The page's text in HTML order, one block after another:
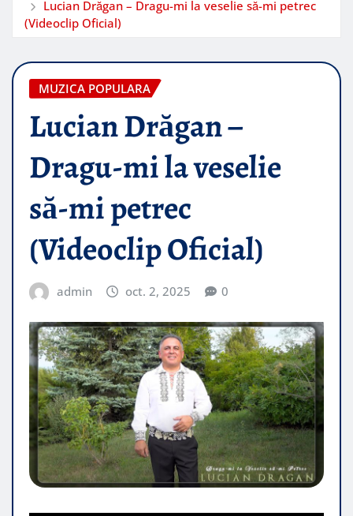
Lucian Drăgan – Dragu-mi la veselie să-mi petrec
(Videoclip Oficial)
MUZICA POPULARA
Lucian Drăgan –
Dragu-mi la veselie
să-mi petrec
(Videoclip Oficial)
admin oct. 2, 2025 0